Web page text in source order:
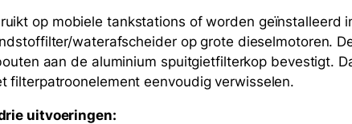
r
e
-
F
i
op mobiele tankstations of worden geïnstalleerd
waterafscheider op grote dieselmotoren.
aan de aluminium spuitgietfilterkop bevestigt.
filterpatroonelement eenvoudig verwisselen.
uitvoeringen: